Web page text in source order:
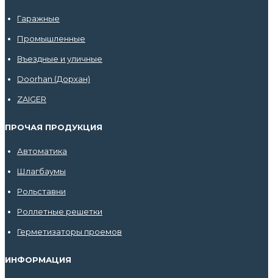
Гаражные
Промышленные
Въездные и уличные
Doorhan (Дорхан)
ZAIGER
ПРОЧАЯ ПРОДУКЦИЯ
Автоматика
Шлагбаумы
Рольставни
Роллетные решетки
Герметизаторы проемов
ИНФОРМАЦИЯ